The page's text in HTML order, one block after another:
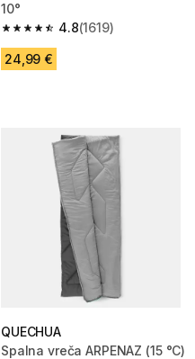
10°
4.8
4.8 od 5 zvezdic from 1619
(1619)
24,99 €
QUECHUA
Spalna vreča ARPENAZ (15 °C)